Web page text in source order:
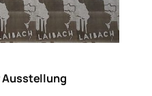
Ausstellung